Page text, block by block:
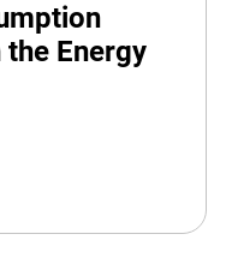
Energy